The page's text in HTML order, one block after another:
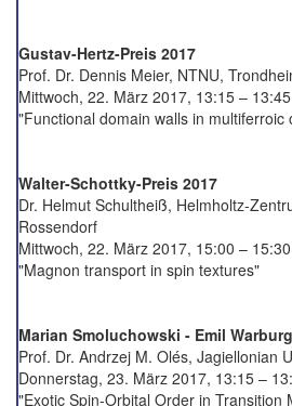
Gustav-Hertz-Preis 2017
Prof. Dr. Dennis Meier, NTNU,
Mittwoch, 22. März 2017, 13:15 –
"Functional domain walls in multiferroic
Walter-Schottky-Preis 2017
Dr. Helmut Schultheiß, Helmholtz-
Rossendorf
Mittwoch, 22. März 2017, 15:00 –
"Magnon transport in spin textures"
Marian Smoluchowski - Emil
Prof. Dr. Andrzej M. Olés, Jagiellonian
Donnerstag, 23. März 2017, 13:15 –
"Exotic Spin-Orbital Order in Transition